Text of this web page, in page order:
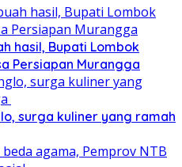
hasil, Bupati Lombok
Persiapan Murangga
surga kuliner yang ramah